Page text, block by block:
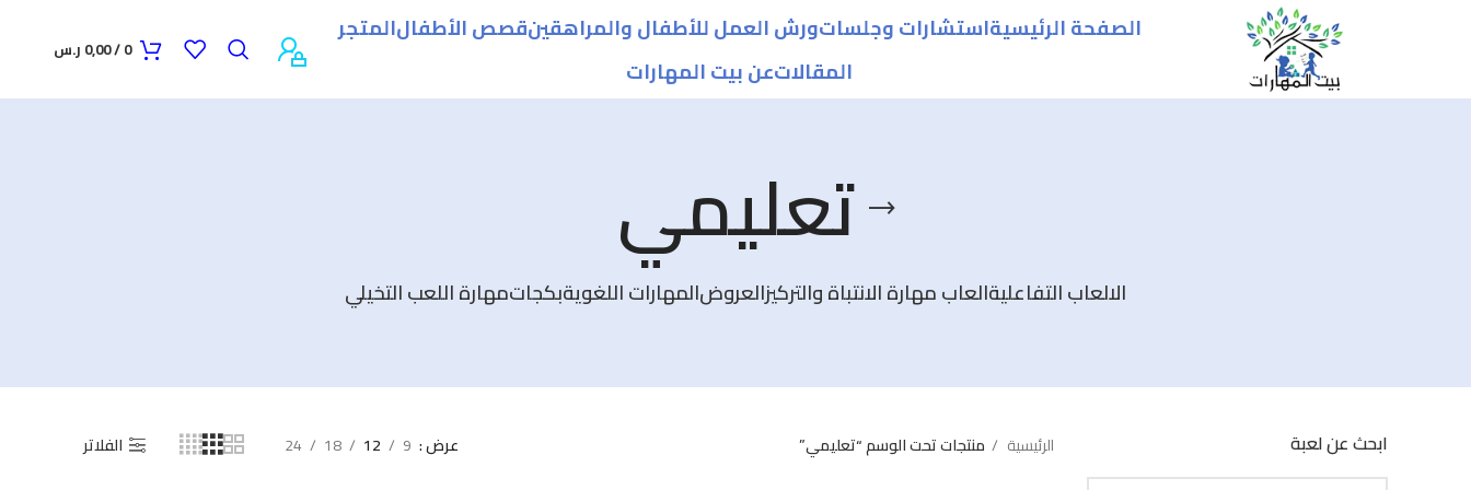
الصفحة الرئيسيةاستشارات وجلساتورش العمل للأطفال والمراهقينقصص الأطفالالمتجر
المقالاتعن بيت المهارات
0
/
0,00 ر.س
تعليمي
الالعاب التفاعليةالعاب مهارة الانتباة والتركيزالعروضالمهارات اللغويةبكجاتمهارة اللعب التخيلي
ابحث عن لعبة الرئيسية منتجات تحت الوسم “تعليمي” عرض 9
12
18
24 الفلاتر